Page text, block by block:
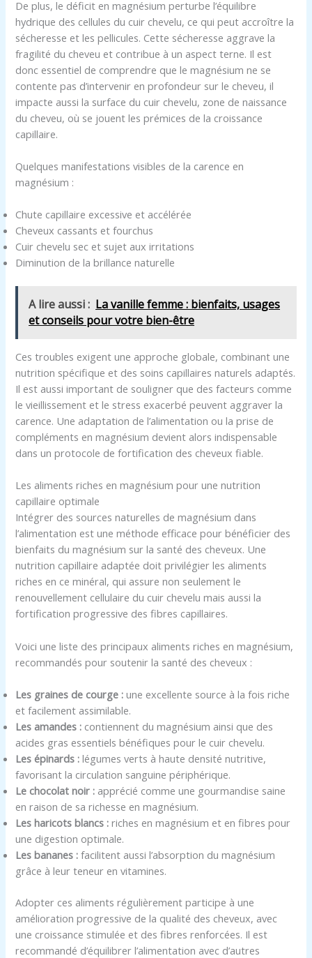
De plus, le déficit en magnésium perturbe l’équilibre
hydrique des cellules du cuir chevelu, ce qui peut accroître la
sécheresse et les pellicules. Cette sécheresse aggrave la
fragilité du cheveu et contribue à un aspect terne. Il est
donc essentiel de comprendre que le magnésium ne se
contente pas d’intervenir en profondeur sur le cheveu, il
impacte aussi la surface du cuir chevelu, zone de naissance
du cheveu, où se jouent les prémices de la croissance
capillaire.
Quelques manifestations visibles de la carence en
magnésium :
Chute capillaire excessive et accélérée
Cheveux cassants et fourchus
Cuir chevelu sec et sujet aux irritations
Diminution de la brillance naturelle
A lire aussi : La vanille femme : bienfaits, usages
et conseils pour votre bien-être
Ces troubles exigent une approche globale, combinant une
nutrition spécifique et des soins capillaires naturels adaptés.
Il est aussi important de souligner que des facteurs comme
le vieillissement et le stress exacerbé peuvent aggraver la
carence. Une adaptation de l’alimentation ou la prise de
compléments en magnésium devient alors indispensable
dans un protocole de fortification des cheveux fiable.
Les aliments riches en magnésium pour une nutrition
capillaire optimale
Intégrer des sources naturelles de magnésium dans
l’alimentation est une méthode efficace pour bénéficier des
bienfaits du magnésium sur la santé des cheveux. Une
nutrition capillaire adaptée doit privilégier les aliments
riches en ce minéral, qui assure non seulement le
renouvellement cellulaire du cuir chevelu mais aussi la
fortification progressive des fibres capillaires.
Voici une liste des principaux aliments riches en magnésium,
recommandés pour soutenir la santé des cheveux :
Les graines de courge : une excellente source à la fois riche
et facilement assimilable.
Les amandes : contiennent du magnésium ainsi que des
acides gras essentiels bénéfiques pour le cuir chevelu.
Les épinards : légumes verts à haute densité nutritive,
favorisant la circulation sanguine périphérique.
Le chocolat noir : apprécié comme une gourmandise saine
en raison de sa richesse en magnésium.
Les haricots blancs : riches en magnésium et en fibres pour
une digestion optimale.
Les bananes : facilitent aussi l’absorption du magnésium
grâce à leur teneur en vitamines.
Adopter ces aliments régulièrement participe à une
amélioration progressive de la qualité des cheveux, avec
une croissance stimulée et des fibres renforcées. Il est
recommandé d’équilibrer l’alimentation avec d’autres